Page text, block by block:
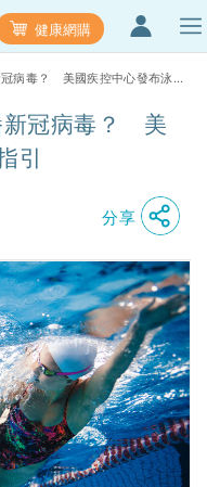
健康網購
新冠病毒？ 美
引
分享